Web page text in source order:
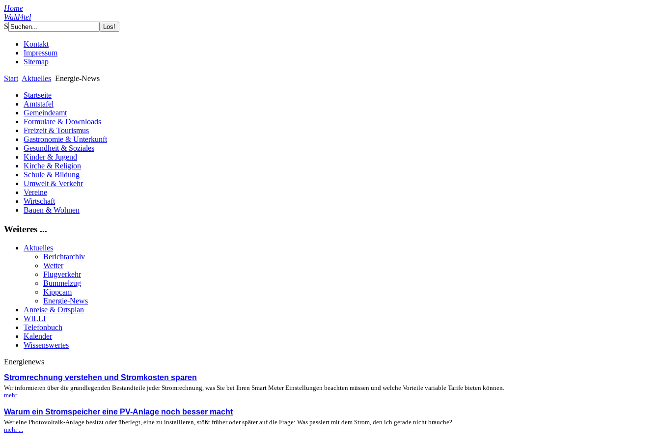
Home
Wald4tel
S
Kontakt
Impressum
Sitemap
Start Aktuelles Energie-News
Startseite
Amtstafel
Gemeindeamt
Formulare & Downloads
Freizeit & Tourismus
Gastronomie & Unterkunft
Gesundheit & Soziales
Kinder & Jugend
Kirche & Religion
Schule & Bildung
Umwelt & Verkehr
Vereine
Wirtschaft
Bauen & Wohnen
Weiteres ...
Aktuelles
Berichtarchiv
Wetter
Flugverkehr
Bummelzug
Kippcam
Energie-News
Anreise & Ortsplan
WILLI
Telefonbuch
Kalender
Wissenswertes
Energienews
Stromrechnung verstehen und Stromkosten sparen
Wir informieren über die grundlegenden Bestandteile jeder Stromrechnung, was Sie bei Ihren Smart Meter Einstellungen beachten müssen und welche Vorteile variable Tarife bieten können.
mehr ...
Warum ein Stromspeicher eine PV-Anlage noch besser macht
Wer eine Photovoltaik-Anlage besitzt oder überlegt, eine zu installieren, stößt früher oder später auf die Frage: Was passiert mit dem Strom, den ich gerade nicht brauche?
mehr ...